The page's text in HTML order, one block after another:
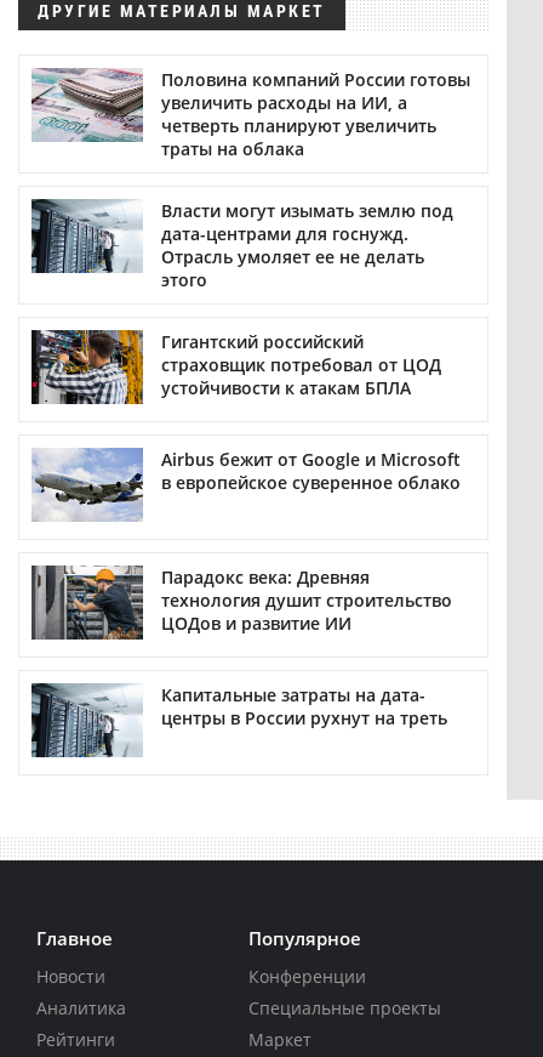
ДРУГИЕ МАТЕРИАЛЫ МАРКЕТ
Половина компаний России готовы
увеличить расходы на ИИ, а
четверть планируют увеличить
траты на облака
Власти могут изымать землю под
дата-центрами для госнужд.
Отрасль умоляет ее не делать
этого
Гигантский российский
страховщик потребовал от ЦОД
устойчивости к атакам БПЛА
Airbus бежит от Google и Microsoft
в европейское суверенное облако
Парадокс века: Древняя
технология душит строительство
ЦОДов и развитие ИИ
Капитальные затраты на дата-
центры в России рухнут на треть
Главное
Новости
Аналитика
Рейтинги
Популярное
Конференции
Специальные проекты
Маркет